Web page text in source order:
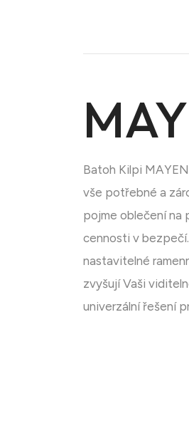
Batoh Kilpi
vše potřebné a
pojme oblečení na
cennosti v
nastavitelné
zvyšují Vaši
univerzální řešení